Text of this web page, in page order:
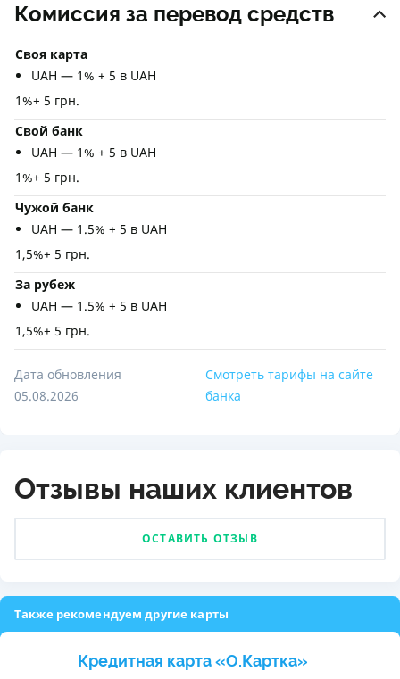
Комиссия за перевод средств
Своя карта
UAH — 1% + 5 в UAH
1%+ 5 грн.
Свой банк
UAH — 1% + 5 в UAH
1%+ 5 грн.
Чужой банк
UAH — 1.5% + 5 в UAH
1,5%+ 5 грн.
За рубеж
UAH — 1.5% + 5 в UAH
1,5%+ 5 грн.
Дата обновления
05.08.2026
Смотреть тарифы на сайте
банка
Отзывы наших клиентов
ОСТАВИТЬ ОТЗЫВ
Также рекомендуем другие карты
Кредитная карта «O.Картка»